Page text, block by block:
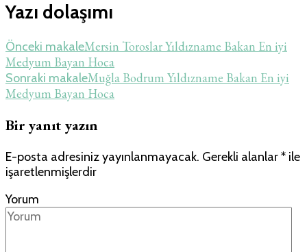
Yazı dolaşımı
Önceki makaleMersin Toroslar Yıldızname Bakan En iyi
Medyum Bayan Hoca
Sonraki makaleMuğla Bodrum Yıldızname Bakan En iyi
Medyum Bayan Hoca
Bir yanıt yazın
E-posta adresiniz yayınlanmayacak. Gerekli alanlar* ile
işaretlenmişlerdir
Yorum